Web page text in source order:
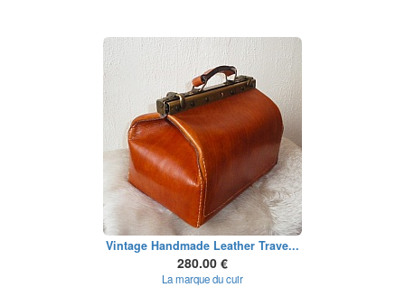
Vintage Handmade Leather Trave...
280.00 €
La marque du cuir